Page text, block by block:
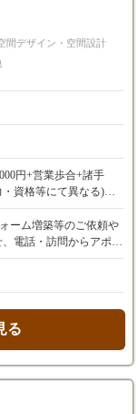
の潜在的なニーズを引
ンに落とし込む難しさ
、設計としての裁量が
した瞬間に立ち会える
間デザイン・空間設計
円+営業歩合+諸手
資格等にて異なる)
万～500万円+営業歩合
家族手当・資格手当・
り会社規程に基づき
センティブ支給致しま
ーム増築等のご依頼や
電話・訪問からアポイ
業をお願い致します。
万以上の大型リフォー
ポートをお願い致しま
ーム実績)も多数ある
る